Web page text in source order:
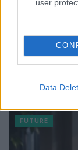
user
Data
FUTURE